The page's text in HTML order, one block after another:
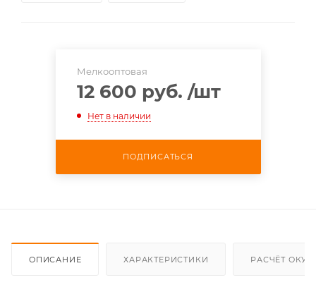
Мелкооптовая
12 600 руб. /шт
Нет в наличии
ПОДПИСАТЬСЯ
ОПИСАНИЕ ХАРАКТЕРИСТИКИ РАСЧЁТ